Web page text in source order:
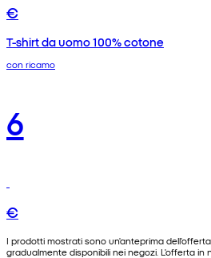
€
T-shirt da uomo 100% cotone
con ricamo
6
€
I prodotti mostrati sono un'anteprima
gradualmente disponibili nei negozi. L'offerta in